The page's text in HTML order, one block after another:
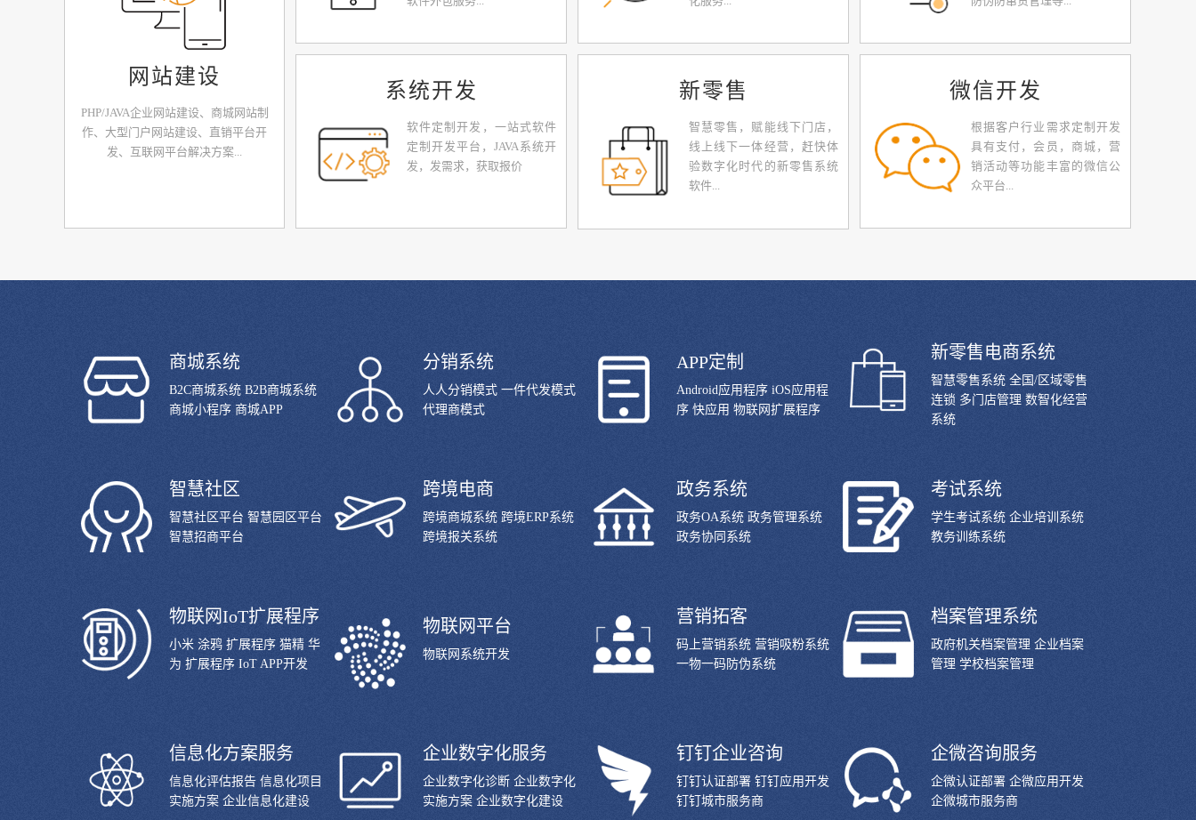
网站建设
PHP/JAVA企业网站建设、商城网站制
作、大型门户网站建设、直销平台开
发、互联网平台解决方案...
系统开发
软件定制开发，一站式软件
定制开发平台，JAVA系统开
发，发需求，获取报价
新零售
智慧零售，赋能线下门店，
线上线下一体经营，赶快体
验数字化时代的新零售系统
软件...
微信开发
根据客户行业需求定制开发
具有支付，会员，商城，营
销活动等功能丰富的微信公
众平台...
商城系统
B2C商城系统 B2B商城系统
商城小程序 商城APP
分销系统
人人分销模式 一件代发模式
代理商模式
APP定制
Android应用程序 iOS应用程
序 快应用 物联网扩展程序
新零售电商系统
智慧零售系统 全国/区域零售
连锁 多门店管理 数智化经营
系统
智慧社区
智慧社区平台 智慧园区平台
智慧招商平台
跨境电商
跨境商城系统 跨境ERP系统
跨境报关系统
政务系统
政务OA系统 政务管理系统
政务协同系统
考试系统
学生考试系统 企业培训系统
教务训练系统
物联网IoT扩展程序
小米 涂鸦 扩展程序 猫精 华
为 扩展程序 IoT APP开发
物联网平台
物联网系统开发
营销拓客
码上营销系统 营销吸粉系统
一物一码防伪系统
档案管理系统
政府机关档案管理 企业档案
管理 学校档案管理
信息化方案服务
信息化评估报告 信息化项目
实施方案 企业信息化建设
企业数字化服务
企业数字化诊断 企业数字化
实施方案 企业数字化建设
钉钉企业咨询
钉钉认证部署 钉钉应用开发
钉钉城市服务商
企微咨询服务
企微认证部署 企微应用开发
企微城市服务商